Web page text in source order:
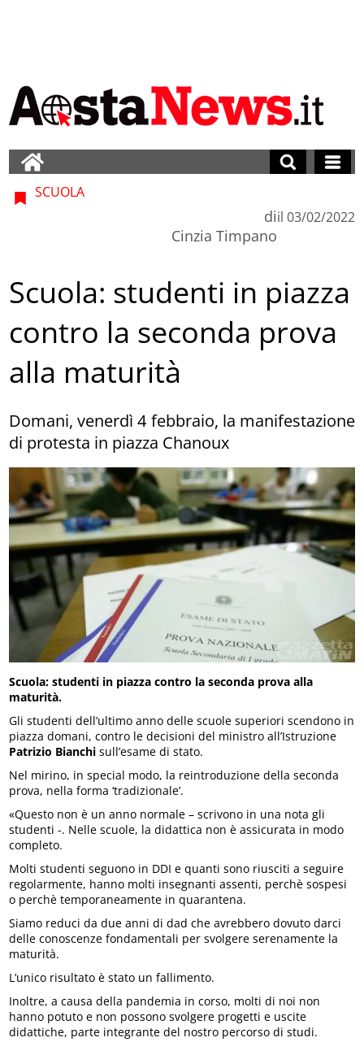
SCUOLA
di
Cinzia Timpano
il 03/02/2022
Scuola: studenti in piazza
contro la seconda prova
alla maturità
Domani, venerdì 4 febbraio, la manifestazione
di protesta in piazza Chanoux
Scuola: studenti in piazza contro la seconda prova alla
maturità.
Gli studenti dell’ultimo anno delle scuole superiori scendono in
piazza domani, contro le decisioni del ministro all’Istruzione
Patrizio Bianchi sull’esame di stato.
Nel mirino, in special modo, la reintroduzione della seconda
prova, nella forma ‘tradizionale’.
«Questo non è un anno normale – scrivono in una nota gli
studenti -. Nelle scuole, la didattica non è assicurata in modo
completo.
Molti studenti seguono in DDI e quanti sono riusciti a seguire
regolarmente, hanno molti insegnanti assenti, perchè sospesi
o perchè temporaneamente in quarantena.
Siamo reduci da due anni di dad che avrebbero dovuto darci
delle conoscenze fondamentali per svolgere serenamente la
maturità.
L’unico risultato è stato un fallimento.
Inoltre, a causa della pandemia in corso, molti di noi non
hanno potuto e non possono svolgere progetti e uscite
didattiche, parte integrante del nostro percorso di studi.